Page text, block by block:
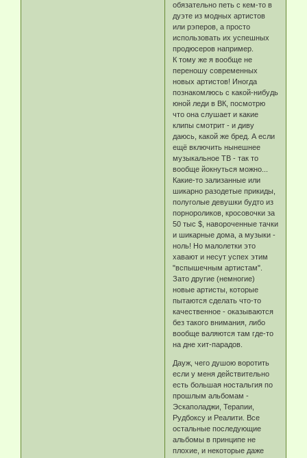
обязательно петь с кем-то в
дуэте из модных артистов
или рэперов, а просто
использовать их успешных
продюсеров например.
К тому же я вообще не
переношу современных
новых артистов! Иногда
познакомлюсь с какой-нибудь
юной леди в ВК, посмотрю
что она слушает и какие
клипы смотрит - и диву
даюсь, какой же бред. А если
ещё включить нынешнее
музыкальное ТВ - так то
вообще йокнуться можно...
Какие-то зализанные или
шикарно разодетые прикиды,
полуголые девушки будто из
порнороликов, кросовочки за
50 тыс $, навороченные тачки
и шикарные дома, а музыки -
ноль! Но малолетки это
хавают и несут успех этим
"вспышечным артистам".
Зато другие (немногие)
новые артисты, которые
пытаются сделать что-то
качественное - оказываются
без такого внимания, либо
вообще валяются там где-то
на дне хит-парадов.
Дауж, чего душою воротить
если у меня действительно
есть большая ностальгия по
прошлым альбомам -
Эскаполаджи, Терапии,
Рудбоксу и Реалити. Все
остальные последующие
альбомы в принципе не
плохие, и некоторые даже